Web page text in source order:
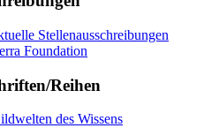
Stellenausschreibungen
Foundation
Reihen
des Wissens